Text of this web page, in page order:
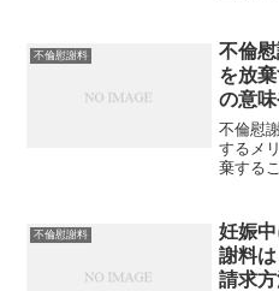
策を学
不倫慰謝料
不倫
を放
の意
解説
不倫慰
するメ
棄する
て、適
介。不
たい方
不倫慰謝料
妊娠
謝料
請求